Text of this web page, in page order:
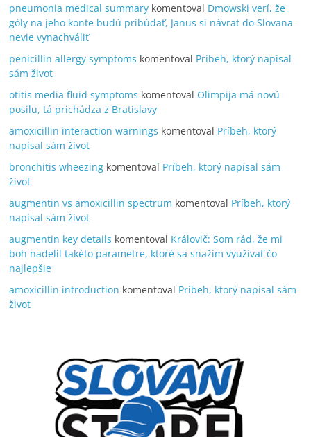
pneumonia medical summary komentoval Dmowski verí, že
góly na jeho konte budú pribúdať, Janus si návrat do Slovana
nevie vynachváliť
penicillin allergy symptoms komentoval Príbeh, ktorý napísal
sám život
otitis media fluid symptoms komentoval Olimpija má novú
posilu, tá prichádza z Bratislavy
amoxicillin interaction warnings komentoval Príbeh, ktorý
napísal sám život
bronchitis wheezing komentoval Príbeh, ktorý napísal sám
život
augmentin vs amoxicillin spectrum komentoval Príbeh, ktorý
napísal sám život
augmentin key details komentoval Královič: Som rád, že mi
boh nadelil takéto parametre, ktoré sa snažím využívať čo
najlepšie
amoxicillin introduction komentoval Príbeh, ktorý napísal sám
život